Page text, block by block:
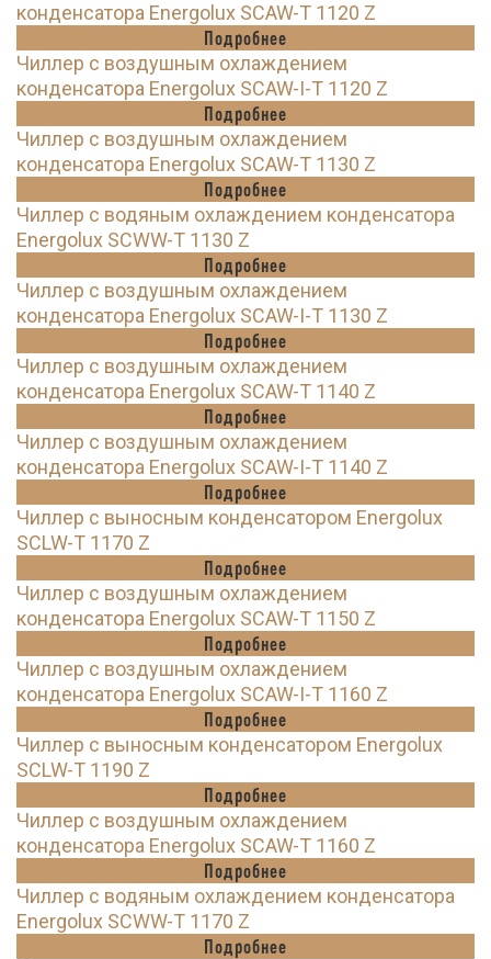
конденсатора Energolux SCAW-T 1120 Z
Подробнее
Чиллер с воздушным охлаждением
конденсатора Energolux SCAW-I-T 1120 Z
Подробнее
Чиллер с воздушным охлаждением
конденсатора Energolux SCAW-T 1130 Z
Подробнее
Чиллер с водяным охлаждением конденсатора
Energolux SCWW-T 1130 Z
Подробнее
Чиллер с воздушным охлаждением
конденсатора Energolux SCAW-I-T 1130 Z
Подробнее
Чиллер с воздушным охлаждением
конденсатора Energolux SCAW-T 1140 Z
Подробнее
Чиллер с воздушным охлаждением
конденсатора Energolux SCAW-I-T 1140 Z
Подробнее
Чиллер с выносным конденсатором Energolux
SCLW-T 1170 Z
Подробнее
Чиллер с воздушным охлаждением
конденсатора Energolux SCAW-T 1150 Z
Подробнее
Чиллер с воздушным охлаждением
конденсатора Energolux SCAW-I-T 1160 Z
Подробнее
Чиллер с выносным конденсатором Energolux
SCLW-T 1190 Z
Подробнее
Чиллер с воздушным охлаждением
конденсатора Energolux SCAW-T 1160 Z
Подробнее
Чиллер с водяным охлаждением конденсатора
Energolux SCWW-T 1170 Z
Подробнее